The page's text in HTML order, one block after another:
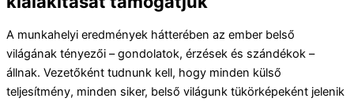
A munkahelyi eredmények hátterében az ember belső
világának tényezői – gondolatok, érzések és szándékok –
állnak. Vezetőként tudnunk kell, hogy minden külső
teljesítmény, minden siker, belső világunk tükörképeként jelenik